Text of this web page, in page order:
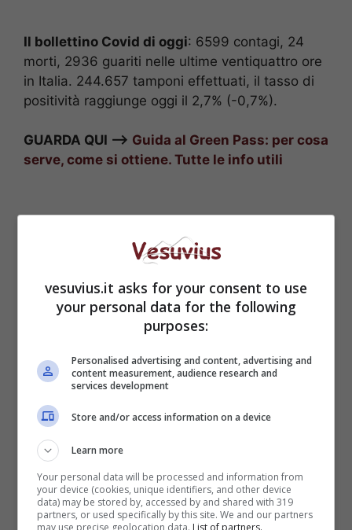
Il bollettino Covid di oggi: 6599 contagi, 24
morti, 2936 guariti nelle ultime ventiquattro ore
in Italia. 244.657 tamponi effettuati, il tasso di
positività raggiunge oggi il 2,7% (-0,7%).
GUARDA QUI –> Guida al Green Pass: per cosa
serve, come si ottiene. Tutte le info utili
Il punto della situazione negli ospedali
(rispetto alla giornata di ieri): ancora in aumento
i pazienti in terapia intensiva (+9) e i ricoveri in
degenza ordinaria (+40).
vesuvius.it asks for your consent to use
your personal data for the following
purposes:
Personalised advertising and content, advertising and
content measurement, audience research and
services development
Store and/or access information on a device
Learn more
Your personal data will be processed and information from
your device (cookies, unique identifiers, and other device
data) may be stored by, accessed by and shared with 319
partners, or used specifically by this site. We and our partners
may use precise geolocation data. List of partners.